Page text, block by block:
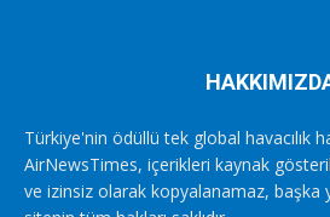
Türkiye'nin ödüllü tek global havacılık
AirNewsTimes, içerikleri kaynak
ve izinsiz olarak kopyalanamaz, başka